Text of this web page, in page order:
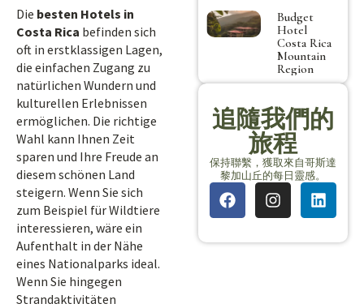
Die besten Hotels in
Costa Rica befinden sich
oft in erstklassigen Lagen,
die einfachen Zugang zu
natürlichen Wundern und
kulturellen Erlebnissen
ermöglichen. Die richtige
Wahl kann Ihnen Zeit
sparen und Ihre Freude an
diesem schönen Land
steigern. Wenn Sie sich
zum Beispiel für Wildtiere
interessieren, wäre ein
Aufenthalt in der Nähe
eines Nationalparks ideal.
Wenn Sie hingegen
Strandaktivitäten
Budget
Hotel
Costa Rica
Mountain
Region
追隨我們的
旅程
保持聯繫，獲取來自哥斯達
黎加山丘的每日靈感。